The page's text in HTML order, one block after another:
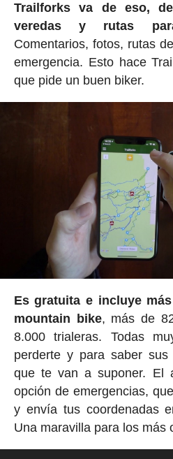
Trailforks va de eso,
veredas y rutas
Comentarios, fotos, rutas
emergencia. Esto hace
que pide un buen biker.
Es gratuita e incluye
mountain bike, más de
8.000 trialeras. Todas
perderte y para saber
que te van a suponer. El
opción de emergencias,
y envía tus coordenadas
Una maravilla para los más